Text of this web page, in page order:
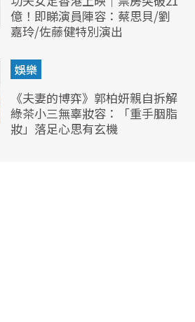
億！即睇演員陣容：蔡思貝/劉
嘉玲/佐藤健特別演出
娛樂
《夫妻的博弈》郭柏妍親自拆解
綠茶小三無辜妝容：「重手胭脂
妝」落足心思有玄機